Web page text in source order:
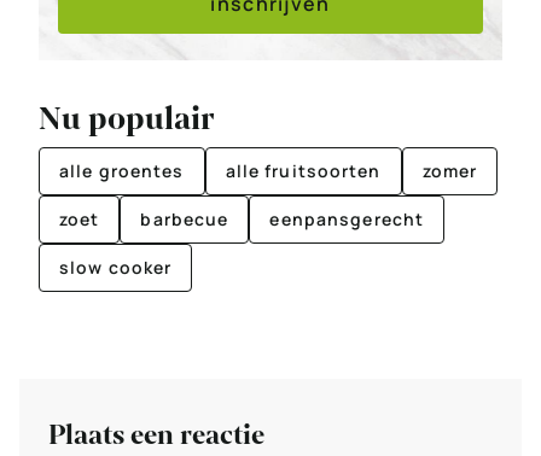
Nu populair
alle groentes alle fruitsoorten zomer
zoet barbecue eenpansgerecht
slow cooker
Plaats een reactie